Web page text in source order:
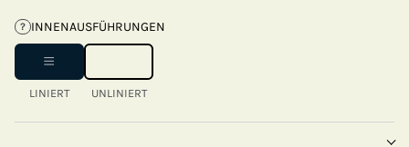
? INNENAUSFÜHRUNGEN
LINIERT UNLINIERT